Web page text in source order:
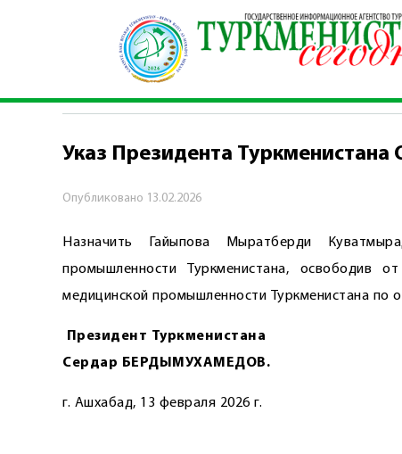
\ Хроника \ Указ Президента
ХРОНИКА
Указ Президента
Опубликовано 13.02.2026
Назначить Гайыпова Мыратберди
промышленности Туркменистана, освободив
медицинской промышленности Туркменистана по
Президент Туркменистана
Сердар БЕРДЫМУХАМЕДОВ.
г. Ашхабад, 13 февраля 2026 г.